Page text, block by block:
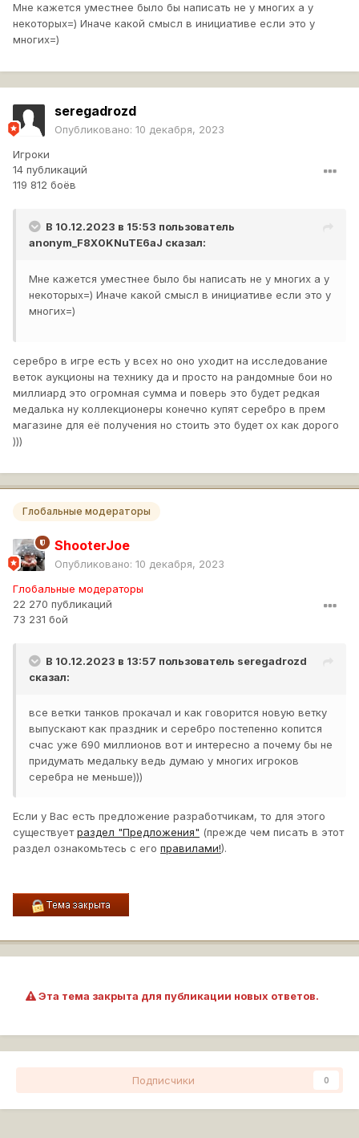
Мне кажется уместнее было бы написать не у многих а у
некоторых=) Иначе какой смысл в инициативе если это у
многих=)
seregadrozd
Опубликовано: 10 декабря, 2023
Игроки
14 публикаций
119 812 боёв
В 10.12.2023 в 15:53 пользователь
anonym_F8X0KNuTE6aJ сказал:
Мне кажется уместнее было бы написать не у многих а у
некоторых=) Иначе какой смысл в инициативе если это у
многих=)
серебро в игре есть у всех но оно уходит на исследование
веток аукционы на технику да и просто на рандомные бои но
миллиард это огромная сумма и поверь это будет редкая
медалька ну коллекционеры конечно купят серебро в прем
магазине для её получения но стоить это будет ох как дорого
)))
Глобальные модераторы
ShooterJoe
Опубликовано: 10 декабря, 2023
Глобальные модераторы
22 270 публикаций
73 231 бой
В 10.12.2023 в 13:57 пользователь seregadrozd
сказал:
все ветки танков прокачал и как говорится новую ветку
выпускают как праздник и серебро постепенно копится
счас уже 690 миллионов вот и интересно а почему бы не
придумать медальку ведь думаю у многих игроков
серебра не меньше)))
Если у Вас есть предложение разработчикам, то для этого
существуетраздел "Предложения" (прежде чем писать в этот
раздел ознакомьтесь с его правилами!).
Эта тема закрыта для публикации новых ответов.
Подписчики 0